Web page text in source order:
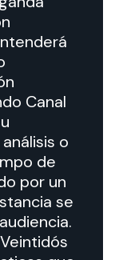
Canal
o
de
por un
se